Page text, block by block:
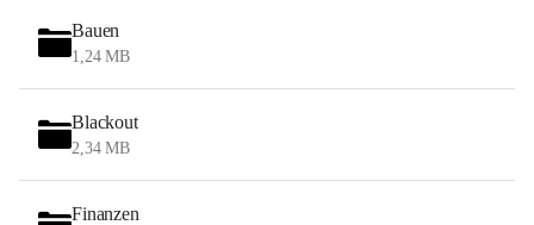
Bauen
1,24 MB
Blackout
2,34 MB
Finanzen